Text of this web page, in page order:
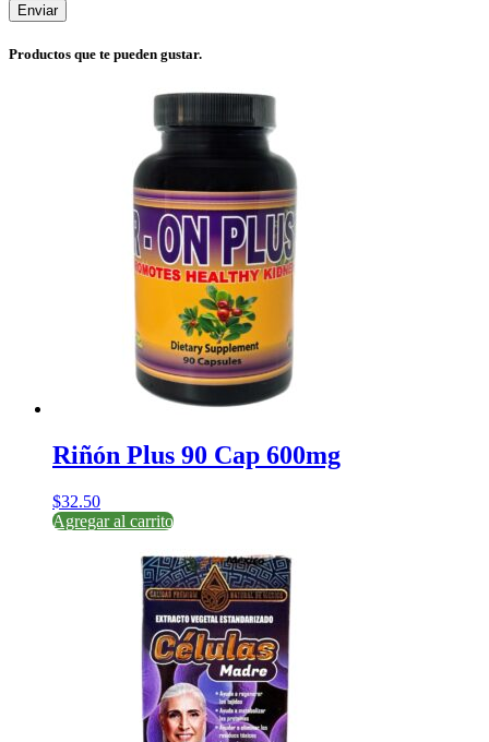
Productos que te pueden gustar.
Riñón Plus 90 Cap 600mg
$32.50
Agregar al carrito